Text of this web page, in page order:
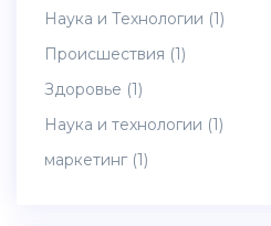
Наука и Технологии (1)
Происшествия (1)
Здоровье (1)
Наука и технологии (1)
маркетинг (1)